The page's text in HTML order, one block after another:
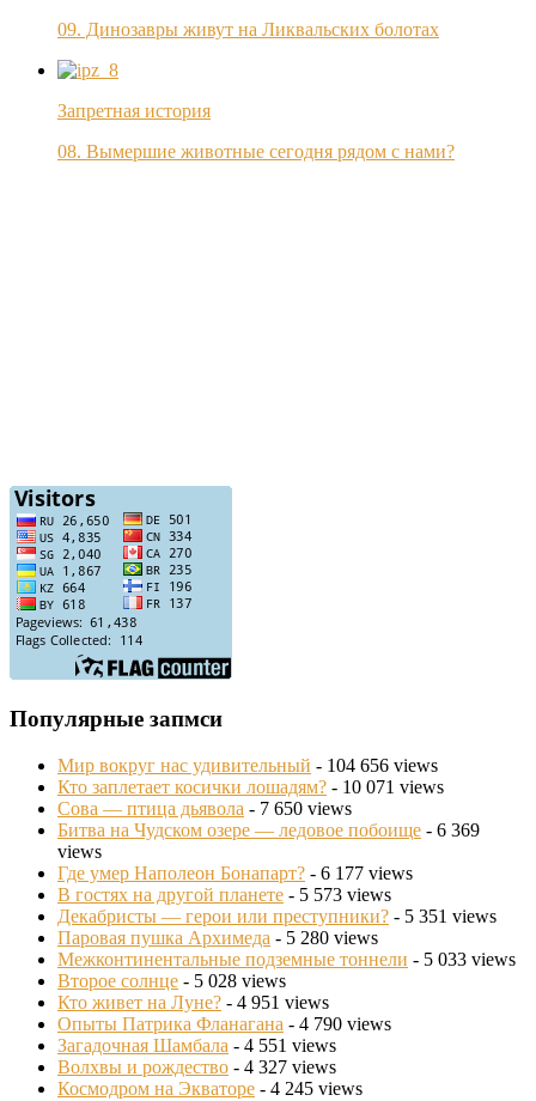
09. Динозавры живут на Ликвальских болотах
Запретная история
08. Вымершие животные сегодня рядом с нами?
Популярные запмси
Мир вокруг нас удивительный - 104 656 views
Кто заплетает косички лошадям? - 10 071 views
Сова — птица дьявола - 7 650 views
Битва на Чудском озере — ледовое побоище - 6 369
views
Где умер Наполеон Бонапарт? - 6 177 views
В гостях на другой планете - 5 573 views
Декабристы — герои или преступники? - 5 351 views
Паровая пушка Архимеда - 5 280 views
Межконтинентальные подземные тоннели - 5 033 views
Второе солнце - 5 028 views
Кто живет на Луне? - 4 951 views
Опыты Патрика Фланагана - 4 790 views
Загадочная Шамбала - 4 551 views
Волхвы и рождество - 4 327 views
Космодром на Экваторе - 4 245 views